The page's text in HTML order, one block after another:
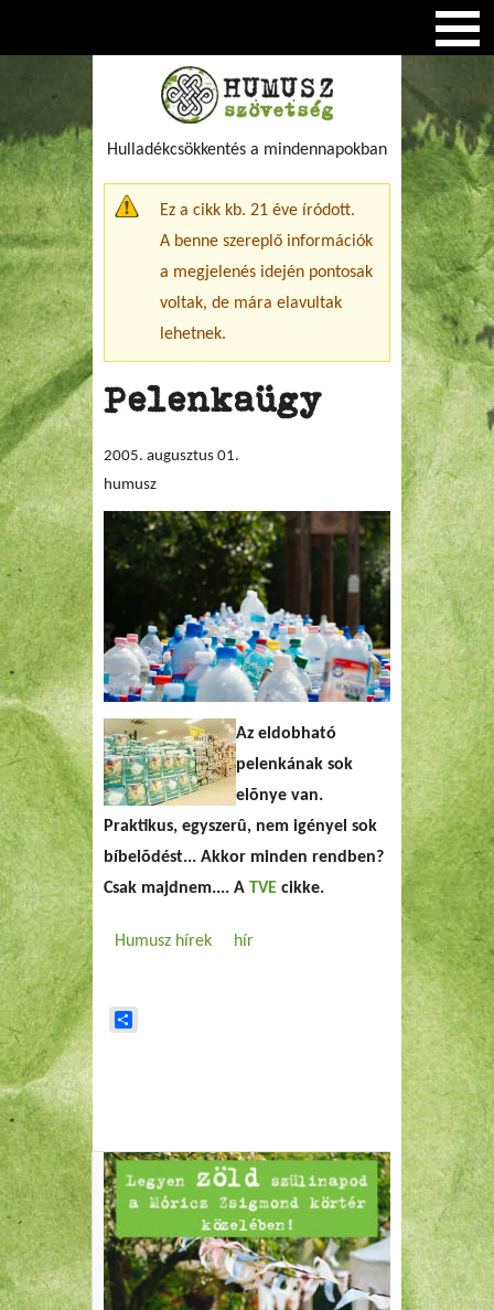
Hulladékcsökkentés a mindennapokban
Figyelmeztető üzenet
Ez a cikk kb. 21 éve íródott.
A benne szereplő információk
a megjelenés idején pontosak
voltak, de mára elavultak
lehetnek.
Pelenkaügy
2005. augusztus 01.
humusz
Az eldobható
pelenkának sok
elõnye van.
Praktikus, egyszerû, nem igényel sok
bíbelõdést... Akkor minden rendben?
Csak majdnem.... A TVE cikke.
Humusz hírek hír